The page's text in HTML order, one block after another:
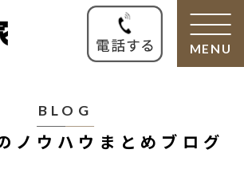
MENU
BLOG
ノウハウまとめブログ